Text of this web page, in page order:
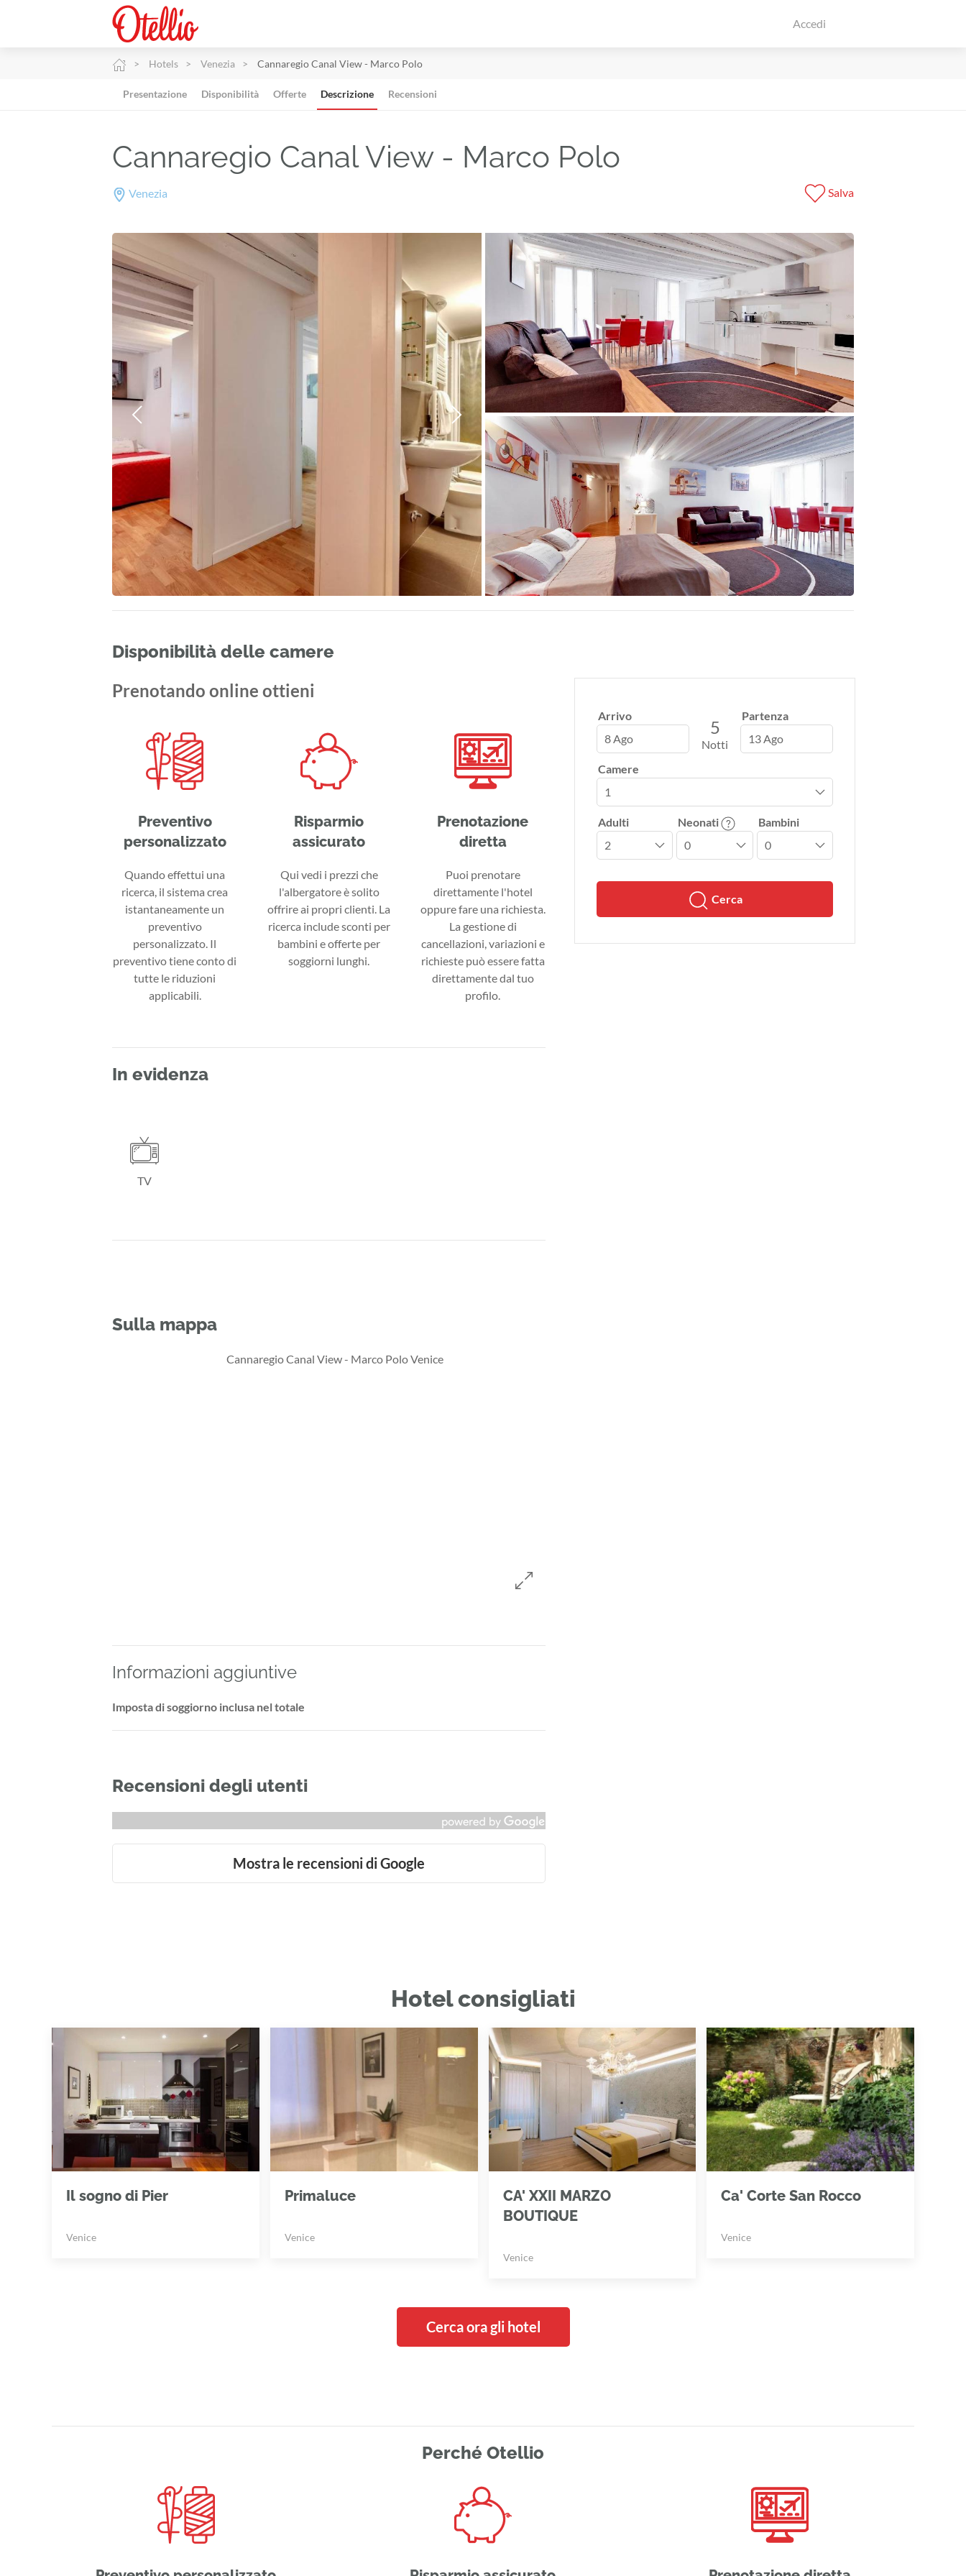
Accedi
Hotels Venezia Cannaregio Canal View - Marco Polo
Presentazione Disponibilità Offerte Descrizione Recensioni
Cannaregio Canal View - Marco Polo
Venezia Salva
Disponibilità delle camere
Arrivo
8 Ago
5
Notti
Partenza
13 Ago
Camere
Adulti Neonati Bambini
Cerca
Prenotando online ottieni
Preventivo
personalizzato
Quando effettui una
ricerca, il sistema crea
istantaneamente un
preventivo
personalizzato. Il
preventivo tiene conto di
tutte le riduzioni
applicabili.
Risparmio
assicurato
Qui vedi i prezzi che
l'albergatore è solito
offrire ai propri clienti. La
ricerca include sconti per
bambini e offerte per
soggiorni lunghi.
Prenotazione
diretta
Puoi prenotare
direttamente l'hotel
oppure fare una richiesta.
La gestione di
cancellazioni, variazioni e
richieste può essere fatta
direttamente dal tuo
profilo.
In evidenza
TV
Sulla mappa
Informazioni aggiuntive
Imposta di soggiorno inclusa nel totale
Recensioni degli utenti
Mostra le recensioni di Google
Hotel consigliati
Il sogno di Pier
Venice
Primaluce
Venice
CA' XXII MARZO
BOUTIQUE
Venice
Ca' Corte San Rocco
Venice
Cerca ora gli hotel
Perché Otellio